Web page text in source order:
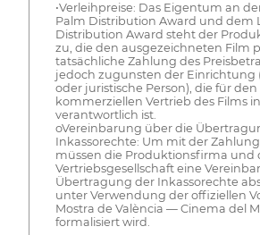
•Verleihpreise: Das Eigentum an
Palm Distribution Award und dem
Distribution Award steht der
zu, die den ausgezeichneten Film
tatsächliche Zahlung des
jedoch zugunsten der Einrichtung
oder juristische Person), die für den
kommerziellen Vertrieb des Films
verantwortlich ist.
oVereinbarung über die
Inkassorechte: Um mit der
müssen die Produktionsfirma und
Vertriebsgesellschaft eine
Übertragung der Inkassorechte
unter Verwendung der offiziellen
Mostra de València — Cinema del
formalisiert wird.